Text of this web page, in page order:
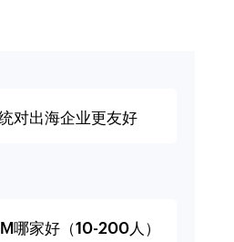
对出海企业更友好
哪家好（10-200人）